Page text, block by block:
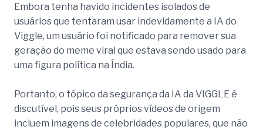
Embora tenha havido incidentes isolados de
usuários que tentaram usar indevidamente a IA do
Viggle, um usuário foi notificado para remover sua
geração do meme viral que estava sendo usado para
uma figura política na Índia.
Portanto, o tópico da segurança da IA da VIGGLE é
discutível, pois seus próprios vídeos de origem
incluem imagens de celebridades populares, que não